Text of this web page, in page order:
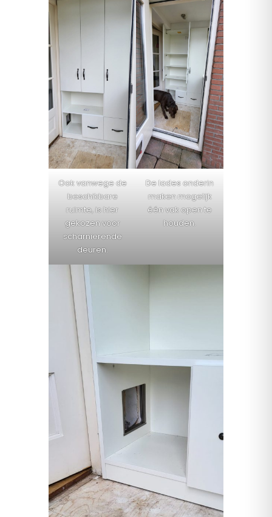
Ook vanwege de
beschikbare
ruimte, is hier
gekozen voor
scharnierende
deuren.
De lades onderin
maken mogelijk
één vak open te
houden.